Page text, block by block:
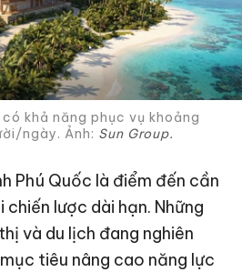
khả năng phục vụ khoảng
ngày. Ảnh: Sun Group.
Phú Quốc là điểm đến cần
lược dài hạn. Những
và du lịch đang nghiên
tiêu nâng cao năng lực